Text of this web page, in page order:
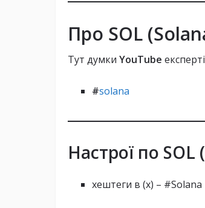
Про SOL
Тут думки YouTube
#solana
Настрої по
хештеги в (х) – #Solana